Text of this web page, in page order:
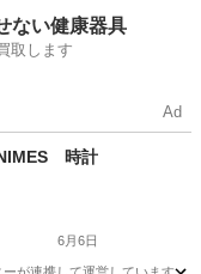
ない健康器具
取します
Ad
時計
6月6日